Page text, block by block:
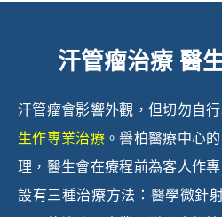
汗管瘤治療 醫
汗管瘤會影響外觀，但切勿自
生作專業治療 。譽柏醫療中心
理，醫生會在療程前為客人作
設有三種治療方法：醫學微針